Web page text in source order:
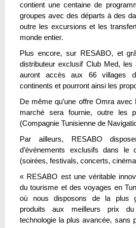
contient une centaine de
groupes avec des départs à des
outre les excursions et les
monde entier.
Plus encore, sur RESABO, et
distributeur exclusif Club Med,
auront accès aux 66 villages
continents et pourront ainsi les
De même qu’une offre Omra
marché sera fournie, outre les
(Compagnie Tunisienne de
Par ailleurs, RESABO
d’événements exclusifs dans le
(soirées, festivals, concerts,
« RESABO est une véritable
du tourisme et des voyages en
où nous disposons de la plus
produits aux meilleurs prix
technologie la plus avancée, sans